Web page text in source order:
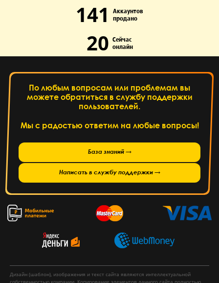
141
Аккаунтов
продано
20 Сейчас
онлайн
По любым вопросам или проблемам вы
можете обратиться в службу поддержки
пользователей.
Мы с радостью ответим на любые вопросы!
База знаний →
Написать в службу поддержки →
Дизайн (шаблон), изображения и текст сайта являются интеллектуальной